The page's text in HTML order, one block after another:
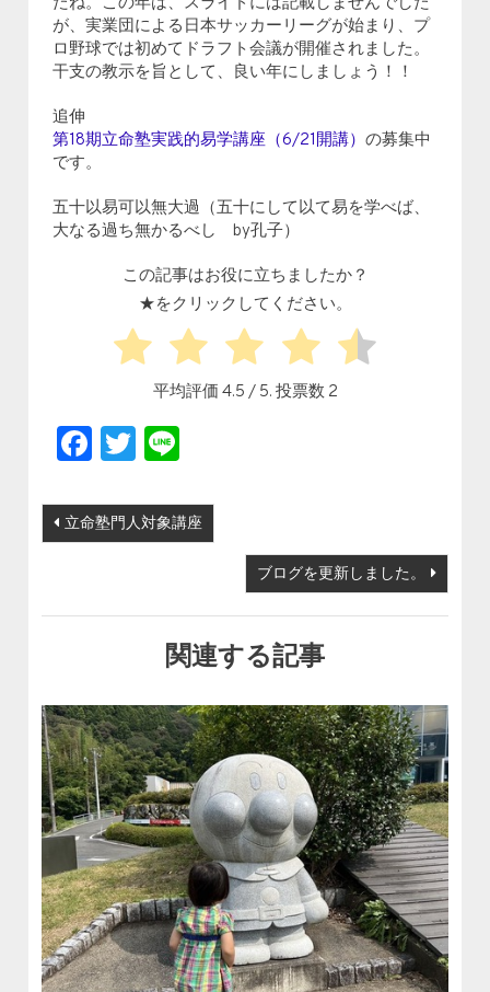
が、実業団による日本サッカーリーグが始まり、プ
ロ野球では初めてドラフト会議が開催されました。
干支の教示を旨として、良い年にしましょう！！
追伸
第18期立命塾実践的易学講座（6/21開講）の募集中
です。
五十以易可以無大過（五十にして以て易を学べば、
大なる過ち無かるべし by孔子）
この記事はお役に立ちましたか？
★をクリックしてください。
平均評価 4.5 / 5. 投票数 2
Facebook
Twitter
投稿ナビゲーション
立命塾門人対象講座
ブログを更新しました。
関連する記事